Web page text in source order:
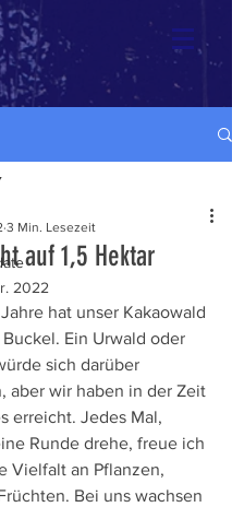
auf 1,5 Hektar
3 Min. Lesezeit
2022
hat unser Kakaowald
Ein Urwald oder
sich darüber
aber wir haben in der Zeit
erreicht. Jedes Mal,
Runde drehe, freue ich
Vielfalt an Pflanzen,
Bei uns wachsen